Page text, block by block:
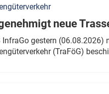
Wer spricht für
ÖPNV
neue
InfraGo gestern (06.08.2026)
(TraFöG)